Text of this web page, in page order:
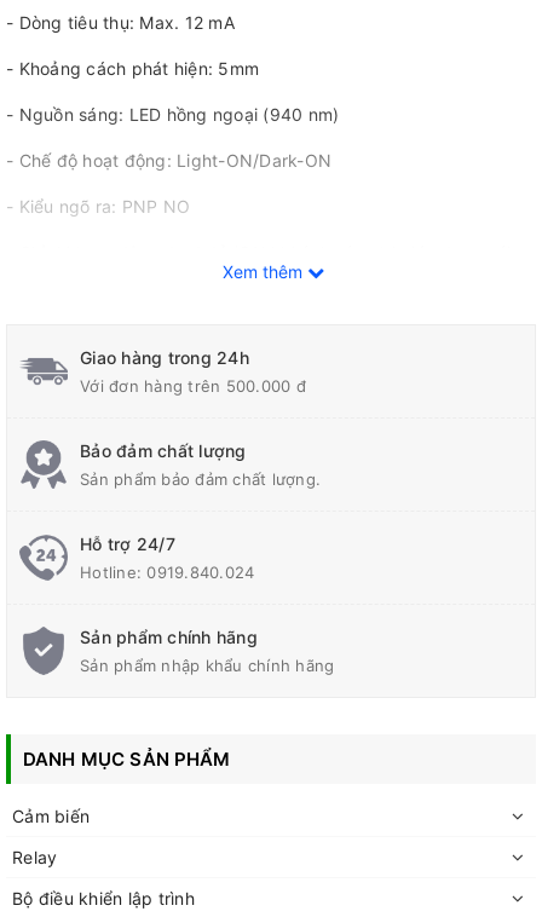
- Dòng tiêu thụ: Max. 12 mA
- Khoảng cách phát hiện: 5mm
- Nguồn sáng: LED hồng ngoại (940 nm)
- Chế độ hoạt động: Light-ON/Dark-ON
- Kiểu ngõ ra: PNP NO
- Kiểu kết nối: kiểu chân hàn
Xem thêm
Giao hàng trong 24h
Với đơn hàng trên 500.000 đ
Bảo đảm chất lượng
Sản phẩm bảo đảm chất lượng.
Hỗ trợ 24/7
Hotline:0919.840.024
Sản phẩm chính hãng
Sản phẩm nhập khẩu chính hãng
DANH MỤC SẢN PHẨM
Cảm biến
Relay
Bộ điều khiển lập trình